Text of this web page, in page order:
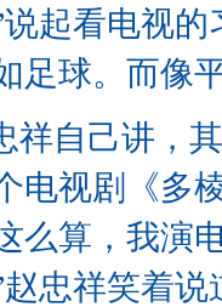
说起看电视
足球。而像
祥自己讲，
电视剧《多
么算，我演
忠祥笑着说